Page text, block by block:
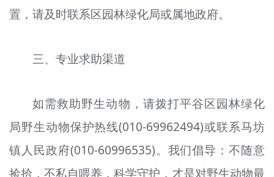
置，请及时联系区园林绿化局或属地政府。
三、专业求助渠道
如需救助野生动物，请拨打平谷区园林绿化
局野生动物保护热线(010-69962494)或联系马坊
镇人民政府(010-60996535)。我们倡导：不随意
捡拾，不私自喂养，科学守护，才是对野生动物最